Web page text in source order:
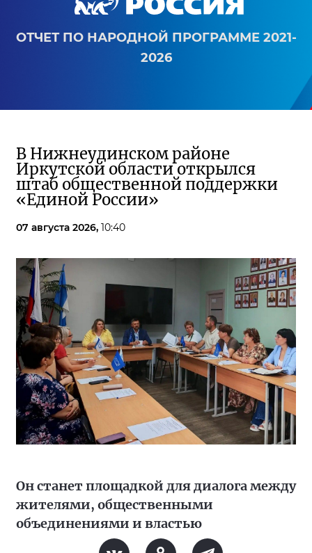
ОТЧЕТ ПО НАРОДНОЙ ПРОГРАММЕ 2021-
2026
В Нижнеудинском районе
Иркутской области открылся
штаб общественной поддержки
«Единой России»
07 августа 2026, 10:40
Он станет площадкой для диалога между
жителями, общественными
объединениями и властью